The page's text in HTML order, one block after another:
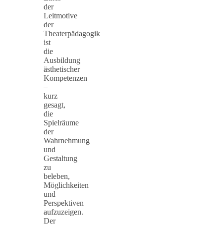
der
Leitmotive
der
Theaterpädagogik
ist
die
Ausbildung
ästhetischer
Kompetenzen
–
kurz
gesagt,
die
Spielräume
der
Wahrnehmung
und
Gestaltung
zu
beleben,
Möglichkeiten
und
Perspektiven
aufzuzeigen.
Der